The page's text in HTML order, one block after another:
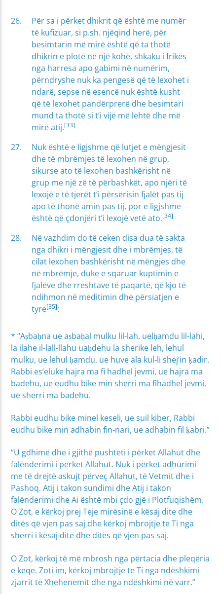
Për sa i përket dhikrit që është me numër
të kufizuar, si p.sh. njëqind herë, për
besimtarin më mirë është që ta thotë
dhikrin e plotë në një kohë, shkaku i frikës
nga harresa apo gabimi në numërim,
përndryshe nuk ka pengesë që të lexohet i
ndarë, sepse në esencë nuk është kusht
që të lexohet pandërprerë dhe besimtari
mund ta thotë si t’i vijë më lehtë dhe më
mirë atij.[33]
Nuk është e ligjshme që lutjet e mëngjesit
dhe të mbrëmjes të lexohen në grup,
sikurse ato të lexohen bashkërisht në
grup me një zë të përbashkët, apo njëri të
lexojë e të tjerët t’i përsërisin fjalët pas tij
apo të thonë amin pas tij, por e ligjshme
është që çdonjëri t’i lexojë vetë ato.[34]
Në vazhdim do të ceken disa dua të sakta
nga dhikri i mëngjesit dhe i mbrëmjes, të
cilat lexohen bashkërisht në mëngjes dhe
në mbrëmje, duke e sqaruar kuptimin e
fjalëve dhe rreshtave të paqartë, që kjo të
ndihmon në meditimin dhe përsiatjen e
tyre[35]:
* “Aṣbaḥna ue aṣbaḥal mulku lil-lah, uelḥamdu lil-lahi,
la ilahe il-lall-llahu uaḥdehu la sherike leh, lehul
mulku, ue lehul ḥamdu, ue huve ala kul-li shej’in ḳadir.
Rabbi es’eluke hajra ma fi hadhel jevmi, ue hajra ma
badehu, ue eudhu bike min sherri ma fĩhadhel jevmi,
ue sherri ma badehu.
Rabbi eudhu bike minel keseli, ue suil kiber, Rabbi
eudhu bike min adhabin fin-nari, ue adhabin fil ḳabri.”
“U gdhimë dhe i gjithë pushteti i përket Allahut dhe
falënderimi i përket Allahut. Nuk i përket adhurimi
me të drejtë askujt përveç Allahut, të Vetmit dhe i
Pashoq. Atij i takon sundimi dhe Atij i takon
falënderimi dhe Ai është mbi çdo gjë i Plotfuqishëm.
O Zot, e kërkoj prej Teje mirësinë e kësaj dite dhe
ditës që vjen pas saj dhe kërkoj mbrojtje te Ti nga
sherri i kësaj dite dhe ditës që vjen pas saj.
O Zot, kërkoj të më mbrosh nga përtacia dhe pleqëria
e keqe. Zoti im, kërkoj mbrojtje te Ti nga ndëshkimi
zjarrit të Xhehenemit dhe nga ndëshkimi në varr.”